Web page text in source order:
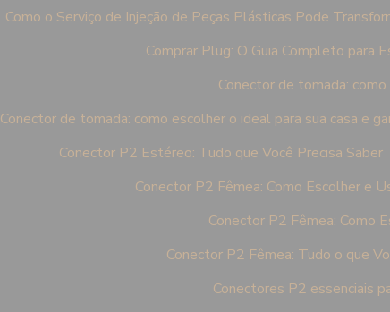
Como o Serviço de Injeção de Peças Plásticas Pode
Comprar Plug: O Guia Completo para
Conector de tomada:
Conector de tomada: como escolher o ideal para sua casa e
Conector P2 Estéreo: Tudo que Você Precisa Saber
Conector P2 Fêmea: Como Escolher e
Conector P2 Fêmea: Como
Conector P2 Fêmea: Tudo o que
Conectores P2 essenciais